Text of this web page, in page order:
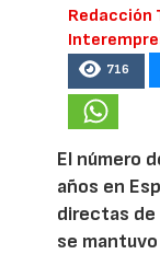
Redacción
716
El número
años en
directas de
se